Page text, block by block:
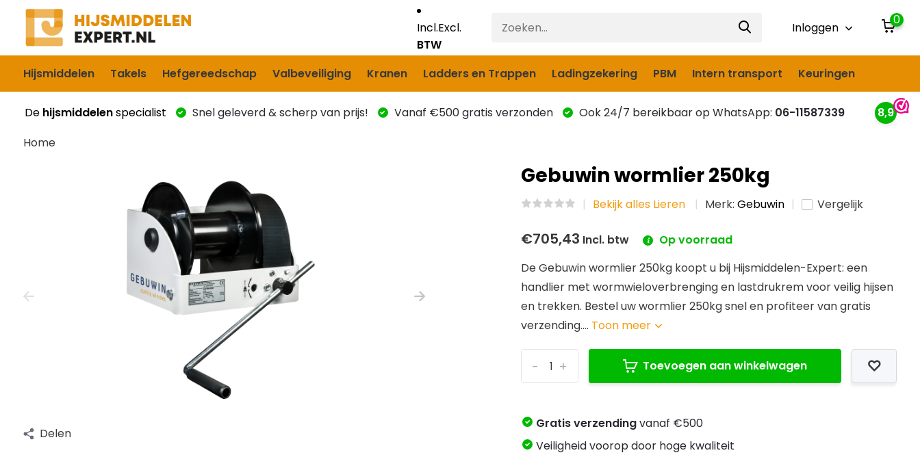
Incl.Excl.
BTW
Inloggen
0
Hijsmiddelen Takels Hefgereedschap Valbeveiliging Kranen Ladders en Trappen Ladingzekering PBM Intern transport Keuringen
De hijsmiddelenspecialist Snel geleverd & scherp van prijs! Vanaf €500 gratis verzonden Ook 24/7 bereikbaar op WhatsApp: 06-11587339
8,9
Home
Delen
Gebuwin wormlier 250kg
Bekijk alles Lieren Merk:Gebuwin Vergelijk
€705,43 Incl. btw
Op voorraad
De Gebuwin wormlier 250kg koopt u bij Hijsmiddelen-Expert: een
handlier met wormwieloverbrenging en lastdrukrem voor veilig hijsen
en trekken. Bestel uw wormlier 250kg snel en profiteer van gratis
verzending.... Toon meer
+
- Toevoegen aan winkelwagen
Gratis verzendingvanaf €500
Veiligheid voorop door hoge kwaliteit